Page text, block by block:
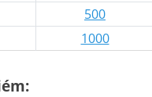
500
1000